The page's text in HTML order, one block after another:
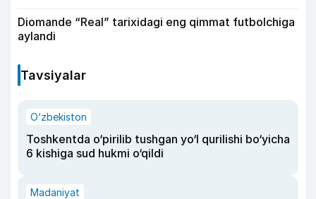
Diomande “Real” tarixidagi eng qimmat futbolchiga
aylandi
Tavsiyalar
O‘zbekiston
Toshkentda o‘pirilib tushgan yo‘l qurilishi bo‘yicha
6 kishiga sud hukmi o‘qildi
Madaniyat